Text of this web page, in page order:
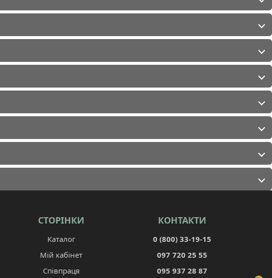
СТОРІНКИ
Каталог
Мій кабінет
Співпраця
КОНТАКТИ
0 (800) 33-19-15
097 720 25 55
095 937 28 87